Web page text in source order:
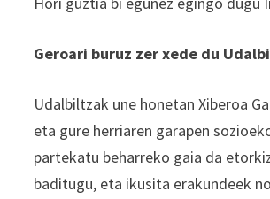
Geroari buruz zer xede du
Udalbiltzak une honetan Xiberoa
eta gure herriaren garapen
partekatu beharreko gaia da
baditugu, eta ikusita erakundeek